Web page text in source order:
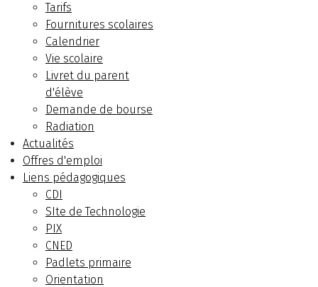
Tarifs
Fournitures scolaires
Calendrier
Vie scolaire
Livret du parent
d'élève
Demande de bourse
Radiation
Actualités
Offres d'emploi
Liens pédagogiques
CDI
SIte de Technologie
PIX
CNED
Padlets primaire
Orientation